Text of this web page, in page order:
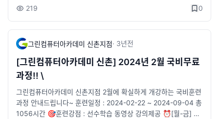
상자 : 프로그램을 처음접하시는분 📕시중교재 무상제공 💶특별
111 🐥카카오톡 채널 : http://pf.kakao.com/_tVjTxj 🐥신청 페
이지 : https://sinchon.greenart.co.kr/servicecenter/online_
consultation
219 0
그린컴퓨터아카데미 신촌지점· 3년전
[그린컴퓨터아카데미 신촌] 2024년 2월 국비무료
과정!! \
그린컴퓨터아카데미 신촌지점 2월에 확실하게 개강하는 국비훈련
과정 안내드립니다~ 훈련일정 : 2024-02-22 ~ 2024-09-04 총
1056시간 🎯훈련강점 : 선수학습 동영상 강의제공 ⏰[월-금] 0